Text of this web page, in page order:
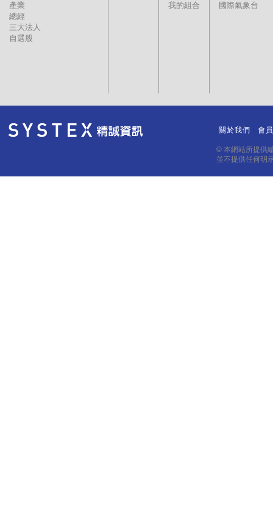
產業
總經
三大法人
自選股
我的組合
國際氣象台
關於我們 會
© 本網站所提供
並不提供任何明